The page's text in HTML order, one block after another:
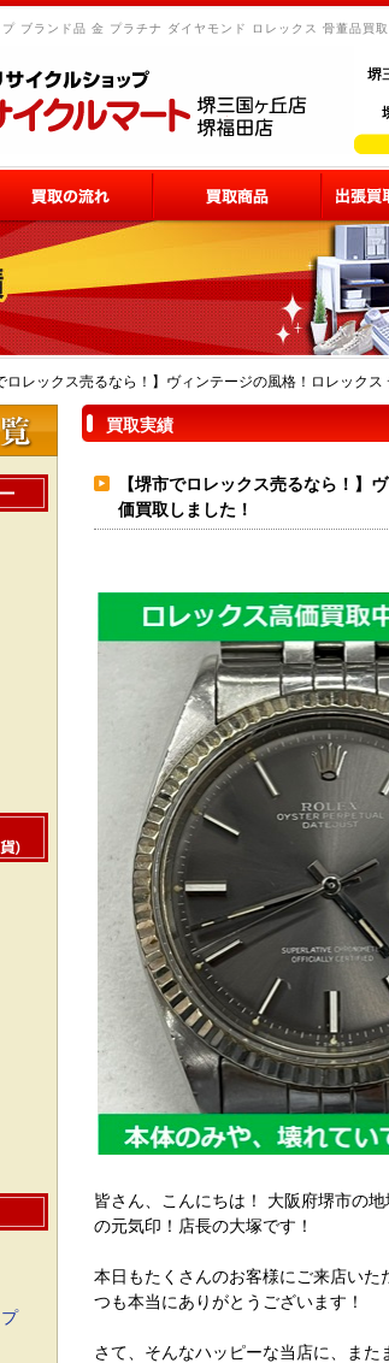
ブランド品 金 プラチナ ダイヤモンド ロレックス 骨董品買取
ロレックス売るなら！】ヴィンテージの風格！ロレック
買取実績
【堺市でロレックス売るなら！】
価買取しました！
皆さん、こんにちは！ 大阪府堺市の
の元気印！店長の大塚です！
本日もたくさんのお客様にご来店い
つも本当にありがとうございます！
さて、そんなハッピーな当店に、ま